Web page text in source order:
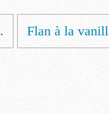
Flan à la